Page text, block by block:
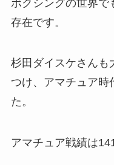
ボクシングの世界で
存在です。
杉田ダイスケさんも
つけ、アマチュア時
た。
アマチュア戦績は